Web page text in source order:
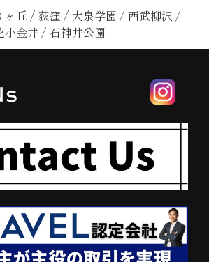
ヶ丘 / 荻窪 / 大泉学園 / 西武柳沢 /
小金井 / 石神井公園